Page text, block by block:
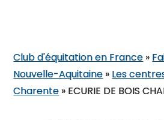
Club d'équitation en France »
Nouvelle-Aquitaine » Les
Charente » ECURIE DE BOIS